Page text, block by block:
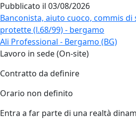
Pubblicato il 03/08/2026
Banconista, aiuto cuoco, commis
protette (l.68/99) - bergamo
Ali Professional - Bergamo (BG)
Lavoro in sede (On-site)
Contratto da definire
Orario non definito
Entra a far parte di una realtà